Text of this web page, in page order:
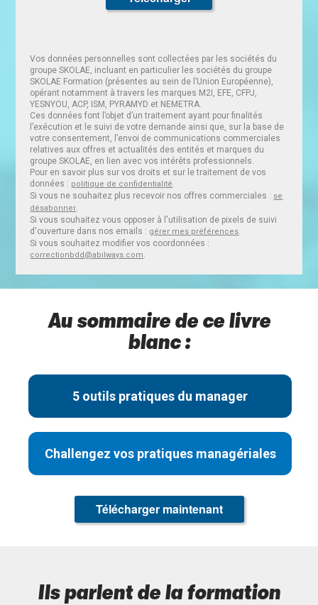
Vos données personnelles sont collectées par les sociétés du
groupe SKOLAE, incluant en particulier les sociétés du groupe
SKOLAE Formation (présentes au sein de l’Union Européenne),
opérant notamment à travers les marques M2I, EFE, CFPJ,
YESNYOU, ACP, ISM, PYRAMYD et NEMETRA.
Ces données font l’objet d’un traitement ayant pour finalités
l’exécution et le suivi de votre demande ainsi que, sur la base de
votre consentement, l’envoi de communications commerciales
relatives aux offres et actualités des entités et marques du
groupe SKOLAE, en lien avec vos intérêts professionnels.
Pour en savoir plus sur vos droits et sur le traitement de vos
données : politique de confidentialité.
Si vous ne souhaitez plus recevoir nos offres commerciales : se
désabonner.
Si vous souhaitez vous opposer à l'utilisation de pixels de suivi
d'ouverture dans nos emails : gérer mes préférences.
Si vous souhaitez modifier vos coordonnées :
correctionbdd@abilways.com.
Au sommaire de ce livre
blanc :
5 outils pratiques du manager
Challengez vos pratiques managériales
Télécharger maintenant
Ils parlent de la formation